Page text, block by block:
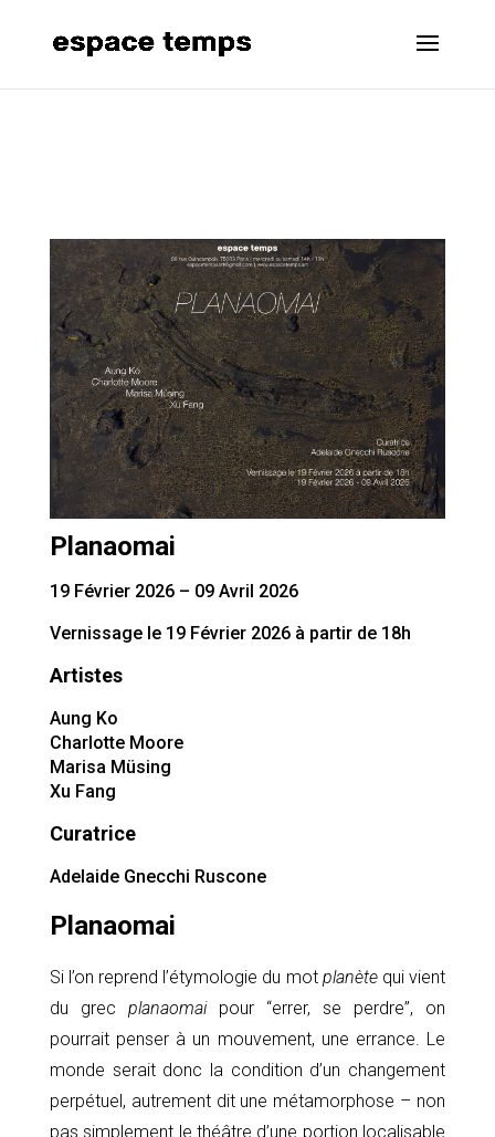
Planaomai
19 Février 2026 – 09 Avril 2026
Vernissage le 19 Février 2026 à partir de 18h
Artistes
Aung Ko
Charlotte Moore
Marisa Müsing
Xu Fang
Curatrice
Adelaide Gnecchi Ruscone
Planaomai
Si l’on reprend l’étymologie du mot planètequi vient
du grec planaomaipour “errer, se perdre”, on
pourrait penser à un mouvement, une errance. Le
monde serait donc la condition d’un changement
perpétuel, autrement dit une métamorphose – non
pas simplement le théâtre d’une portion localisable